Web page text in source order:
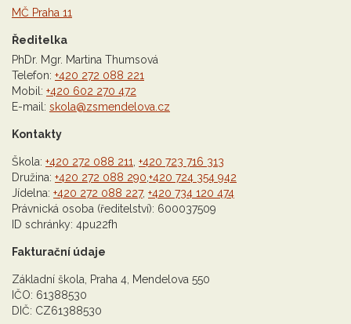
MČ Praha 11
Ředitelka
PhDr. Mgr. Martina Thumsová
Telefon: +420 272 088 221
Mobil: +420 602 270 472
E-mail: skola@zsmendelova.cz
Kontakty
Škola: +420 272 088 211 +420 723 716 313
Družina: +420 272 088 290 +420 724 354 942
Jídelna: +420 272 088 227, +420 734 120 474
Právnická osoba (ředitelství): 600037509
ID schránky: 4pu22fh
Fakturační údaje
Základní škola, Praha 4, Mendelova 550
IČO: 61388530
DIČ: CZ61388530